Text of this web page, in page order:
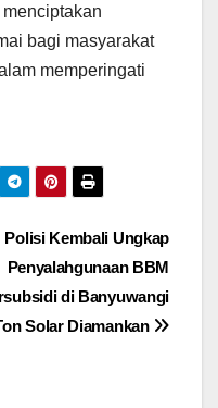
bagi masyarakat
memperingati
Polisi Kembali Ungkap
Penyalahgunaan BBM
di Banyuwangi
Solar Diamankan